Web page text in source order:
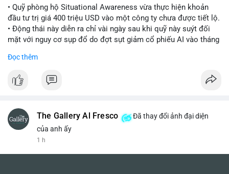
• Quỹ phòng hộ Situational Awareness vừa thực hiện khoản
đầu tư trị giá 400 triệu USD vào một công ty chưa được tiết lộ.
• Động thái này diễn ra chỉ vài ngày sau khi quỹ này suýt đối
mặt với nguy cơ sụp đổ do đợt sụt giảm cổ phiếu AI vào tháng
• Sự trở lại này đánh dấu bước phục hồi đáng chú ý của quỹ
$btc $eth
Đọc thêm
The Gallery Al Fresco
Đã thay đổi ảnh đại diện
của anh ấy
1 h